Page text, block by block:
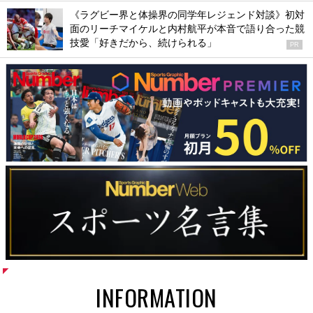
《ラグビー界と体操界の同学年レジェンド対談》初対
面のリーチマイケルと内村航平が本音で語り合った競
技愛「好きだから、続けられる」
PR
INFORMATION